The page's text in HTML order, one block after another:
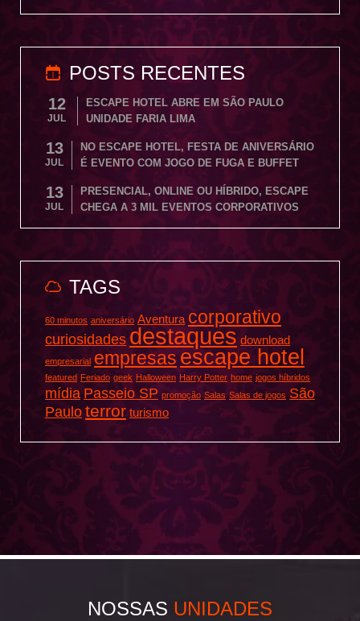
POSTS RECENTES
12
JUL
ESCAPE HOTEL ABRE EM SÃO PAULO
UNIDADE FARIA LIMA
13
JUL
NO ESCAPE HOTEL, FESTA DE ANIVERSÁRIO
É EVENTO COM JOGO DE FUGA E BUFFET
13
JUL
PRESENCIAL, ONLINE OU HÍBRIDO, ESCAPE
CHEGA A 3 MIL EVENTOS CORPORATIVOS
TAGS
60 minutos aniversário Aventura corporativo
curiosidades destaques download
empresarial empresasescape hotel
featured Feriado geek Halloween Harry Potter home jogos híbridos
mídia Passeio SP promoção Salas Salas de jogos São
Pauloterror turismo
NOSSAS UNIDADES